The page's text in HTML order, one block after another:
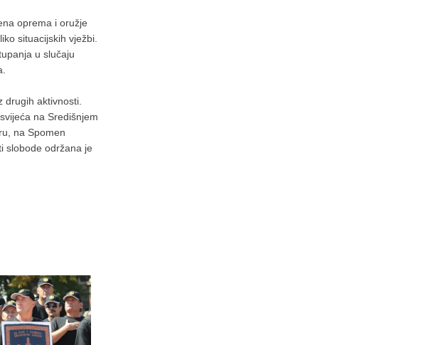
oprema i oružje
situacijskih vježbi.
u slučaju
drugih aktivnosti.
na Središnjem
na Spomen
slobode održana je